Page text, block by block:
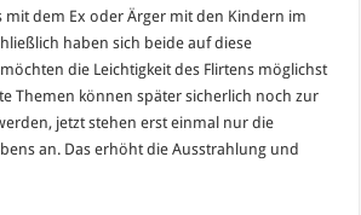
mit dem Ex oder Ärger mit den Kindern im
haben sich beide auf diese
die Leichtigkeit des Flirtens möglichst
Themen können später sicherlich noch zur
jetzt stehen erst einmal nur die
an. Das erhöht die Ausstrahlung und